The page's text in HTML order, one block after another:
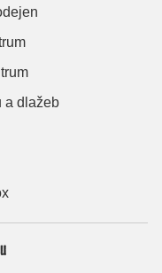
a dlažeb